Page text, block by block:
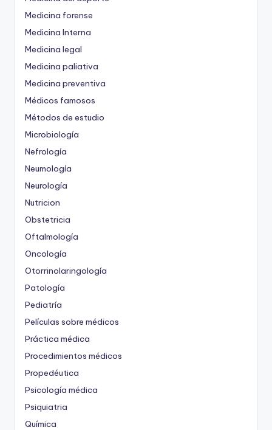
Medicina forense
Medicina Interna
Medicina legal
Medicina paliativa
Medicina preventiva
Médicos famosos
Métodos de estudio
Microbiología
Nefrología
Neumología
Neurología
Nutricion
Obstetricia
Oftalmología
Oncología
Otorrinolaringología
Patología
Pediatría
Películas sobre médicos
Práctica médica
Procedimientos médicos
Propedéutica
Psicología médica
Psiquiatria
Química